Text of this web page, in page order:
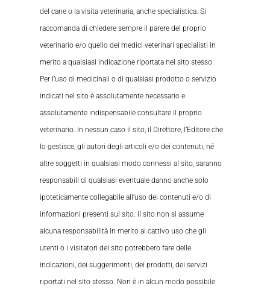
del cane o la visita veterinaria, anche specialistica. Si
raccomanda di chiedere sempre il parere del proprio
veterinario e/o quello dei medici veterinari specialisti in
merito a qualsiasi indicazione riportata nel sito stesso.
Per l’uso di medicinali o di qualsiasi prodotto o servizio
indicati nel sito è assolutamente necessario e
assolutamente indispensabile consultare il proprio
veterinario. In nessun caso il sito, il Direttore, l’Editore che
lo gestisce, gli autori degli articoli e/o dei contenuti, né
altre soggetti in qualsiasi modo connessi al sito, saranno
responsabili di qualsiasi eventuale danno anche solo
ipoteticamente collegabile all’uso dei contenuti e/o di
informazioni presenti sul sito. Il sito non si assume
alcuna responsabilità in merito al cattivo uso che gli
utenti o i visitatori del sito potrebbero fare delle
indicazioni, dei suggerimenti, dei prodotti, dei servizi
riportati nel sito stesso. Non è in alcun modo possibile